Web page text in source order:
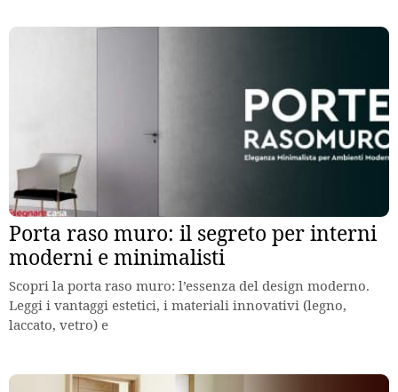
Porta raso muro: il segreto per interni
moderni e minimalisti
Scopri la porta raso muro: l’essenza del design moderno.
Leggi i vantaggi estetici, i materiali innovativi (legno,
laccato, vetro) e